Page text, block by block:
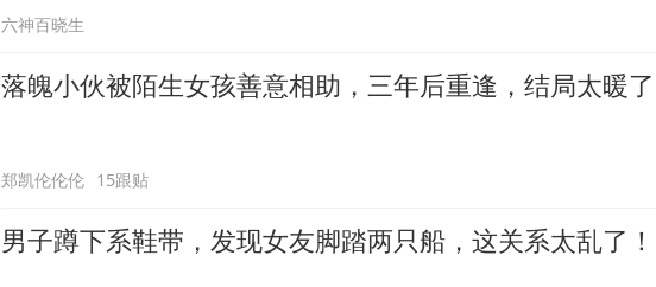
六神百晓生
落魄小伙被陌生女孩善意相助，三年后重逢，结局太暖了
郑凯伦伦伦 15跟贴
男子蹲下系鞋带，发现女友脚踏两只船，这关系太乱了！